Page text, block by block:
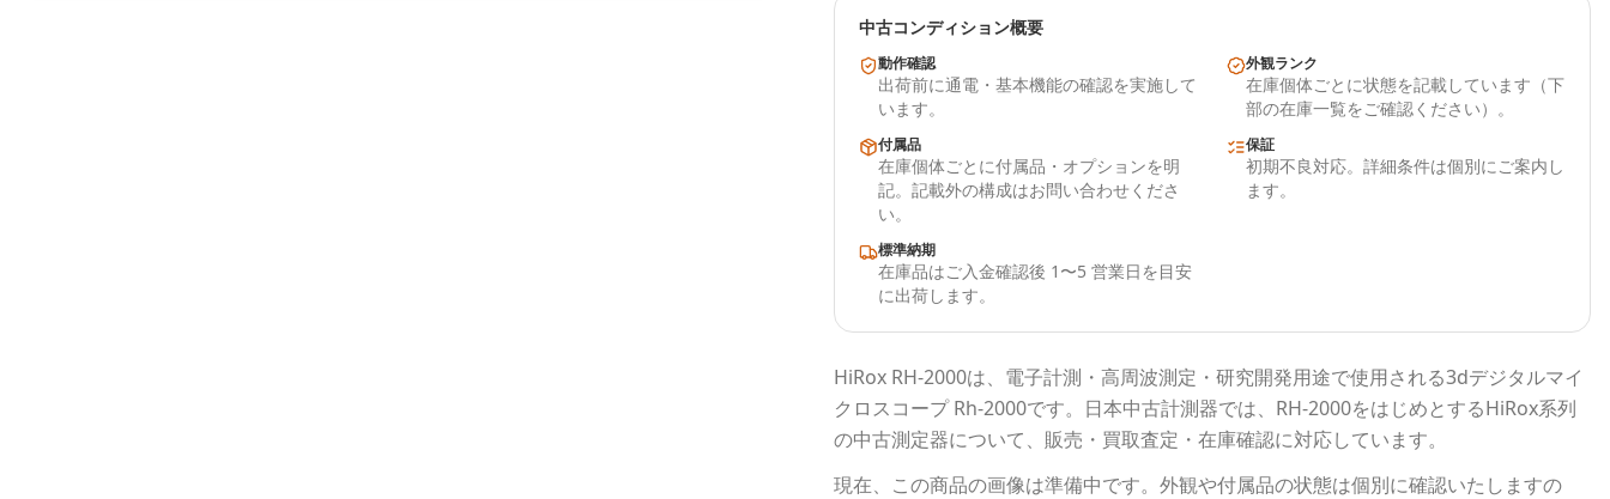
中古コンディション概要
動作確認
出荷前に通電・基本機能の確認を実施して
います。
外観ランク
在庫個体ごとに状態を記載しています（下
部の在庫一覧をご確認ください）。
付属品
在庫個体ごとに付属品・オプションを明
記。記載外の構成はお問い合わせくださ
い。
保証
初期不良対応。詳細条件は個別にご案内し
ます。
標準納期
在庫品はご入金確認後 1〜5 営業日を目安
に出荷します。
HiRox RH-2000は、電子計測・高周波測定・研究開発用途で使用される3dデジタルマイ
クロスコープ Rh-2000です。 日本中古計測器では、 RH-2000をはじめとするHiRox系列
の中古測定器について、販売・買取査定・在庫確認に対応しています。
現在、この商品の画像は準備中です。外観や付属品の状態は個別に確認いたしますの